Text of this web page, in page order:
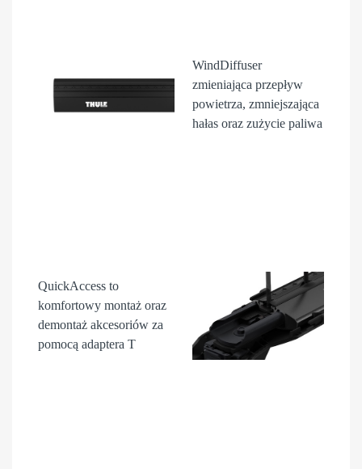
WindDiffuser
zmieniająca przepływ
powietrza, zmniejszająca
hałas oraz zużycie paliwa
QuickAccess to
komfortowy montaż oraz
demontaż akcesoriów za
pomocą adaptera T